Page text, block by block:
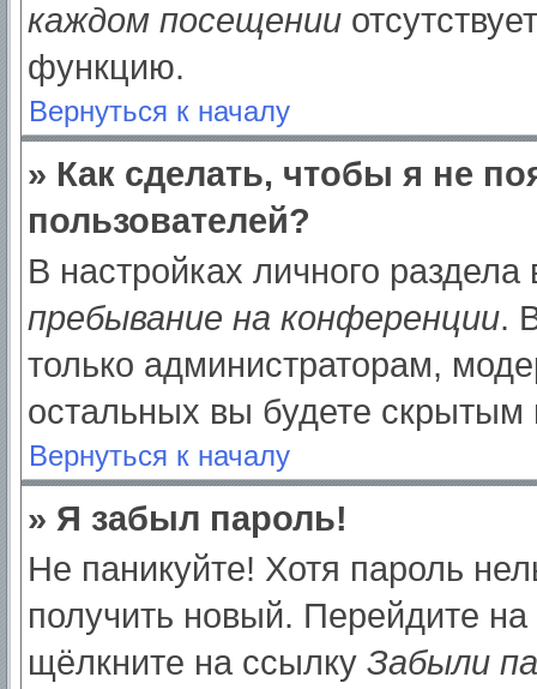
каждом посещении
функцию.
Вернуться к началу
» Как сделать, чтобы я не
пользователей?
В настройках личного
пребывание на конференции.
только администраторам,
остальных вы будете скрытым
Вернуться к началу
» Я забыл пароль!
Не паникуйте! Хотя пароль
получить новый. Перейдите
щёлкните на ссылку Забыли